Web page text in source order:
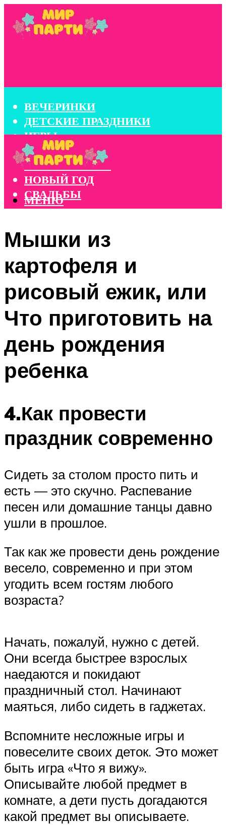
ВЕЧЕРИНКИ
ДЕТСКИЕ ПРАЗДНИКИ
ИГРЫ
КОНКУРСЫ
КОРПОРАТИВЫ
НОВЫЙ ГОД
СВАДЬБЫ
МЕНЮ
Мышки из
картофеля и
рисовый ежик, или
Что приготовить на
день рождения
ребенка
4.Как провести
праздник современно
Сидеть за столом просто пить и
есть — это скучно. Распевание
песен или домашние танцы давно
ушли в прошлое.
Так как же провести день рождение
весело, современно и при этом
угодить всем гостям любого
возраста?
Начать, пожалуй, нужно с детей.
Они всегда быстрее взрослых
наедаются и покидают
праздничный стол. Начинают
маяться, либо сидеть в гаджетах.
Вспомните несложные игры и
повеселите своих деток. Это может
быть игра «Что я вижу».
Описывайте любой предмет в
комнате, а дети пусть догадаются
какой предмет вы описываете.